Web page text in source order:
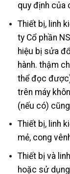
quy định của
Thiết bị, linh
ty Cổ phần
hiệu bị sửa
hành. thậm
thể đọc
trên máy
(nếu có)
Thiết bị, linh
mẻ, cong
Thiết bị và
hoặc sử